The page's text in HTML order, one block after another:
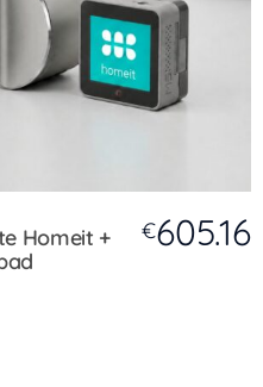
Homeit +
€605.16